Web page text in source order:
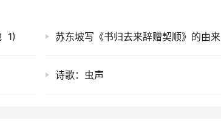
1) 苏东坡写《书归去来辞赠契顺》的由来
诗歌：虫声